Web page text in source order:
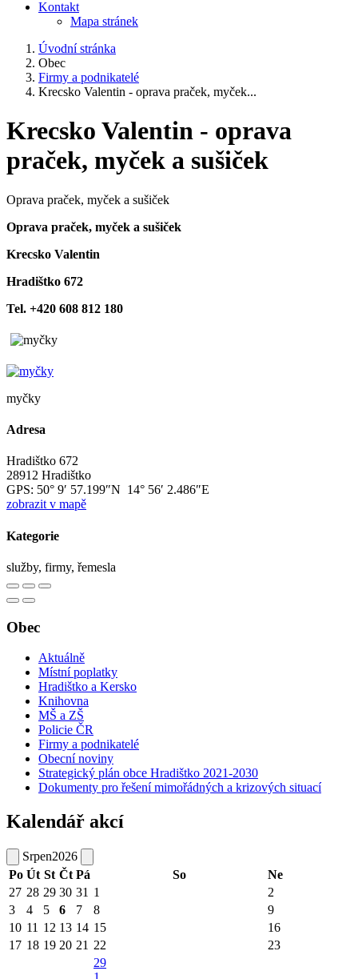
Kontakt
Mapa stránek
Úvodní stránka
Obec
Firmy a podnikatelé
Krecsko Valentin - oprava praček, myček...
Krecsko Valentin - oprava
praček, myček a sušiček
Oprava praček, myček a sušiček
Oprava praček, myček a sušiček
Krecsko Valentin
Hradištko 672
Tel. +420 608 812 180
myčky
Adresa
Hradištko 672
28912 Hradištko
GPS: 50° 9′ 57.199″N 14° 56′ 2.486″E
zobrazit v mapě
Kategorie
služby, firmy, řemesla
Obec
Aktuálně
Místní poplatky
Hradištko a Kersko
Knihovna
MŠ a ZŠ
Policie ČR
Firmy a podnikatelé
Obecní noviny
Strategický plán obce Hradištko 2021-2030
Dokumenty pro řešení mimořádných a krizových situací
Kalendář akcí
Srpen2026
Po Út St Čt Pá So
Ne
27 28 29 30 31 1
2
3
4 5 6 7 8
9
10 11 12 13 14 15
16
17 18 19 20 21 22 23
29